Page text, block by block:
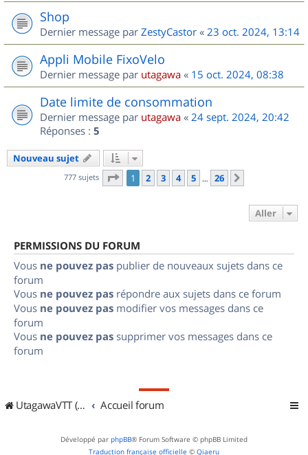
Shop
Dernier message par ZestyCastor « 23 oct. 2024, 13:14
Appli Mobile FixoVelo
Dernier message par utagawa « 15 oct. 2024, 08:38
Date limite de consommation
Dernier message par utagawa « 24 sept. 2024, 20:42
Réponses : 5
Nouveau sujet
777 sujets Page 1sur
1 2 3 4 5 … 26
Aller
PERMISSIONS DU FORUM
Vous ne pouvez pas publier de nouveaux sujets dans ce
forum
Vous ne pouvez pas répondre aux sujets dans ce forum
Vous ne pouvez pas modifier vos messages dans ce
forum
Vous ne pouvez pas supprimer vos messages dans ce
forum
UtagawaVTT (Randos VTT et VTTAE avec traces GPS) Accueil forum
Développé par phpBB® Forum Software © phpBB Limited
Traduction française officielle © Qiaeru